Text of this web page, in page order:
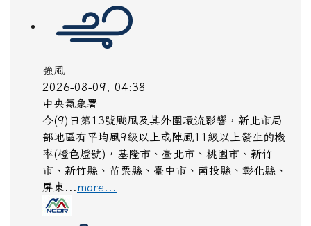
強風
2026-08-09, 04:38
中央氣象署
今(9)日第13號颱風及其外圍環流影響，新北市局
部地區有平均風9級以上或陣風11級以上發生的機
率(橙色燈號)，基隆市、臺北市、桃園市、新竹
市、新竹縣、苗栗縣、臺中市、南投縣、彰化縣、
屏東... more...